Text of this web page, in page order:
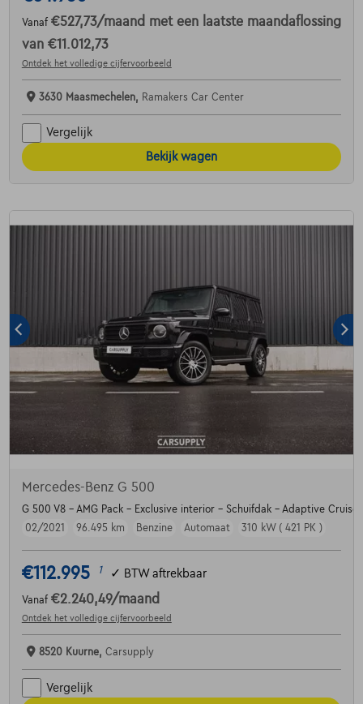
Vanaf €527,73/maand met een laatste maandaflossing
van €11.012,73
Ontdek het volledige cijfervoorbeeld
3630 Maasmechelen, Ramakers Car Center
Vergelijk
Bekijk wagen
Mercedes-Benz G 500
G 500 V8 - AMG Pack - Exclusive interior - Schuifdak - Adaptive
02/2021
96.495 km Benzine Automaat 310 kW ( 421 PK )
€112.995 1 ✓ BTW aftrekbaar
Vanaf €2.240,49/maand
Ontdek het volledige cijfervoorbeeld
8520 Kuurne, Carsupply
Vergelijk